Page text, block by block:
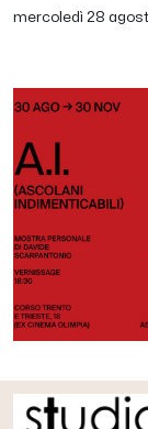
mercoledì 28